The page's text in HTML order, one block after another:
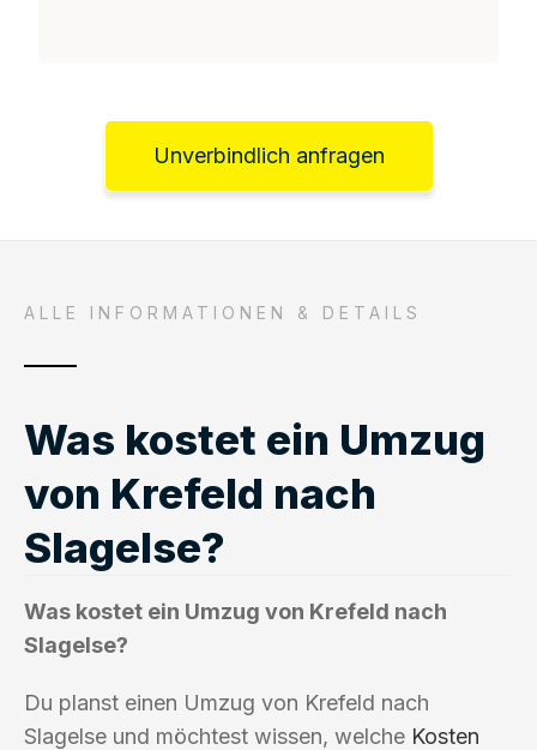
Unverbindlich anfragen
ALLE INFORMATIONEN & DETAILS
Was kostet ein Umzug
von Krefeld nach
Slagelse?
Was kostet ein Umzug von Krefeld nach
Slagelse?
Du planst einen Umzug von Krefeld nach
Slagelse und möchtest wissen, welche Kosten